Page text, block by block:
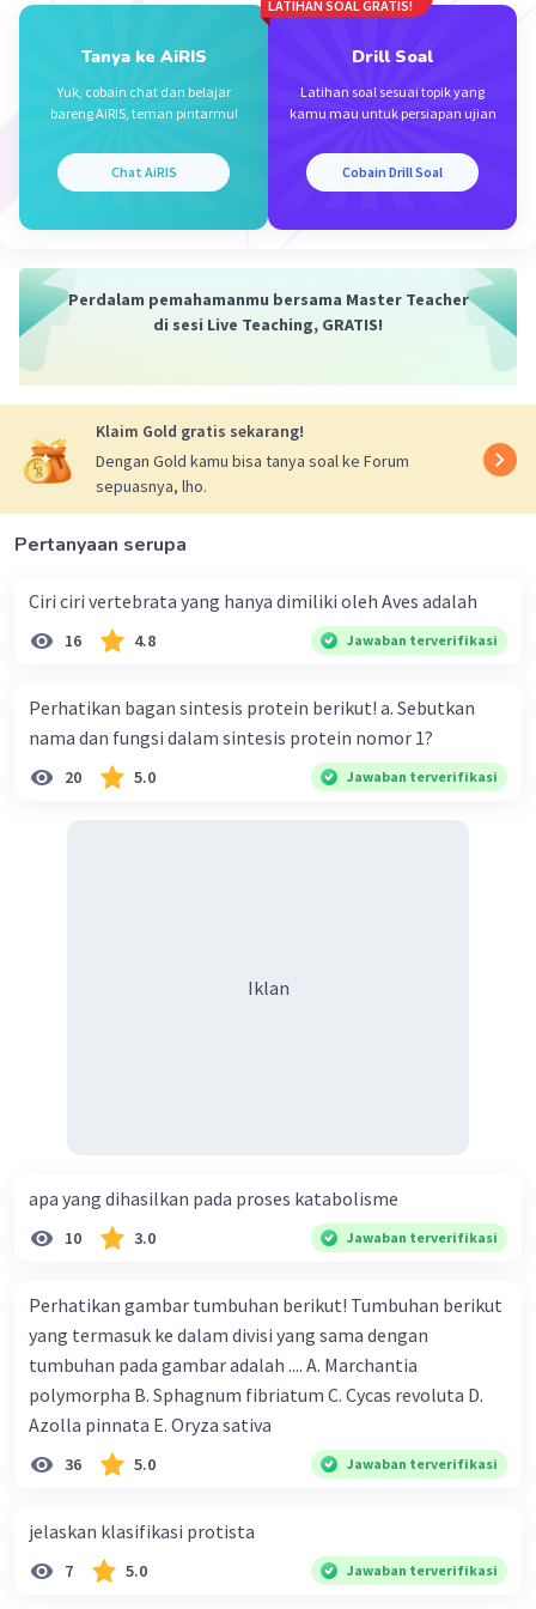
perubahan cahaya sebagai sinyal untuk
mekarnya bunga.
Beri Rating·5.0(1) Balas
Iklan
Tanya ke AiRIS
Yuk, cobain chat dan belajar
bareng AiRIS, teman pintarmu!
Chat AiRIS
LATIHAN SOAL GRATIS!
Drill Soal
Latihan soal sesuai topik yang
kamu mau untuk persiapan ujian
Cobain Drill Soal
Perdalam pemahamanmu bersama Master Teacher
di sesi Live Teaching, GRATIS!
Klaim Gold gratis sekarang!
Dengan Gold kamu bisa tanya soal ke Forum
sepuasnya, lho.
Pertanyaan serupa
Ciri ciri vertebrata yang hanya dimiliki oleh Aves adalah
16 4.8 Jawaban terverifikasi
Perhatikan bagan sintesis protein berikut! a. Sebutkan
nama dan fungsi dalam sintesis protein nomor 1?
20 5.0 Jawaban terverifikasi
Iklan
apa yang dihasilkan pada proses katabolisme
10 3.0 Jawaban terverifikasi
Perhatikan gambar tumbuhan berikut! Tumbuhan berikut
yang termasuk ke dalam divisi yang sama dengan
tumbuhan pada gambar adalah .... A. Marchantia
polymorpha B. Sphagnum fibriatum C. Cycas revoluta D.
Azolla pinnata E. Oryza sativa
36 5.0 Jawaban terverifikasi
jelaskan klasifikasi protista
7 5.0 Jawaban terverifikasi